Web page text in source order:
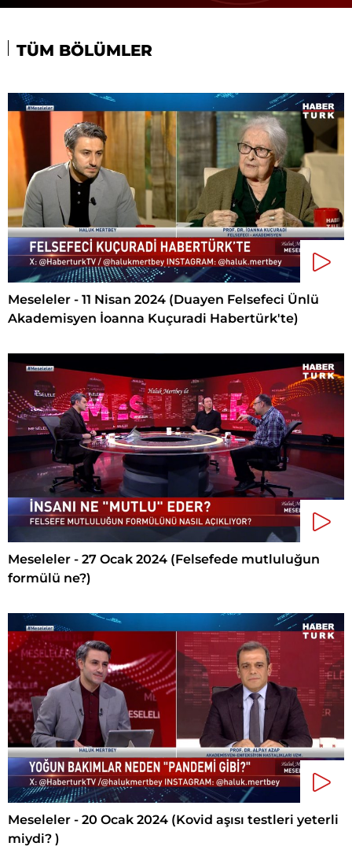
TÜM BÖLÜMLER
Meseleler - 11 Nisan 2024 (Duayen Felsefeci Ünlü
Akademisyen İoanna Kuçuradi Habertürk'te)
Meseleler - 27 Ocak 2024 (Felsefede mutluluğun
formülü ne?)
Meseleler - 20 Ocak 2024 (Kovid aşısı testleri yeterli
miydi? )